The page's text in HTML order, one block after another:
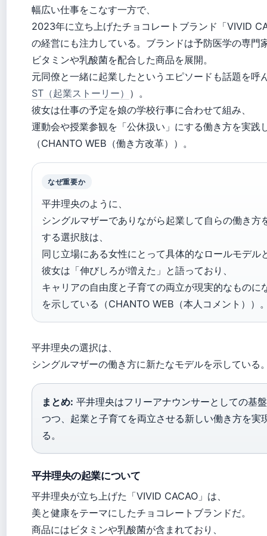
幅広い仕事をこなす一方で、
2023年に立ち上げたチョコレートブランド「VIVID
の経営にも注力している。ブランドは予防医学の専門
ビタミンや乳酸菌を配合した商品を展開。
元同僚と一緒に起業したというエピソードも話題を呼
ST（起業ストーリー） ）。
彼女は仕事の予定を娘の学校行事に合わせて組み、
運動会や授業参観を「公休扱い」にする働き方を実践
（CHANTO WEB（働き方改革））。
なぜ重要か
平井理央のように、
シングルマザーでありながら起業して自らの働き方
する選択肢は、
同じ立場にある女性にとって具体的なロールモデル
彼女は「伸びしろが増えた」と語っており、
キャリアの自由度と子育ての両立が現実的なものに
を示している（CHANTO WEB（本人コメント））
平井理央の選択は、
シングルマザーの働き方に新たなモデルを示している
まとめ: 平井理央はフリーアナウンサーとしての基
つつ、起業と子育てを両立させる新しい働き方を実
る。
平井理央の起業について
平井理央が立ち上げた「VIVID CACAO」は、
美と健康をテーマにしたチョコレートブランドだ。
商品にはビタミンや乳酸菌が含まれており、